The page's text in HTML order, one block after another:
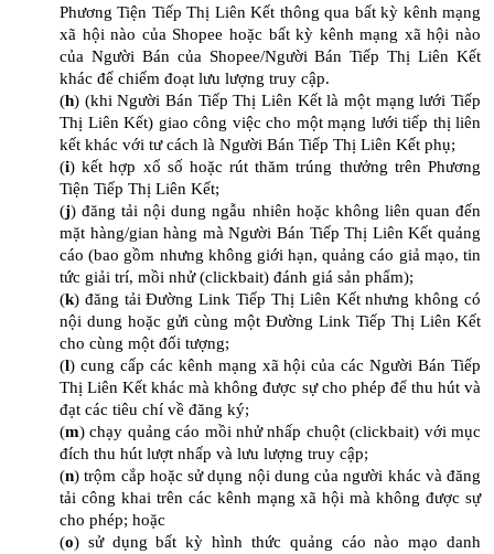
Phương Tiện Tiếp Thị Liên Kết thông qua bất kỳ kênh mạng
xã hội nào của Shopee hoặc bất kỳ kênh mạng xã hội nào
của Người Bán của Shopee/Người Bán Tiếp Thị Liên Kết
khác để chiếm đoạt lưu lượng truy cập.
(h) (khi Người Bán Tiếp Thị Liên Kết là một mạng lưới Tiếp
Thị Liên Kết) giao công việc cho một mạng lưới tiếp thị liên
kết khác với tư cách là Người Bán Tiếp Thị Liên Kết phụ;
(i) kết hợp xổ số hoặc rút thăm trúng thưởng trên Phương
Tiện Tiếp Thị Liên Kết;
(j) đăng tải nội dung ngẫu nhiên hoặc không liên quan đến
mặt hàng/gian hàng mà Người Bán Tiếp Thị Liên Kết quảng
cáo (bao gồm nhưng không giới hạn, quảng cáo giả mạo, tin
tức giải trí, mồi nhử (clickbait) đánh giá sản phẩm);
(k) đăng tải Đường Link Tiếp Thị Liên Kết nhưng không có
nội dung hoặc gửi cùng một Đường Link Tiếp Thị Liên Kết
cho cùng một đối tượng;
(l) cung cấp các kênh mạng xã hội của các Người Bán Tiếp
Thị Liên Kết khác mà không được sự cho phép để thu hút và
đạt các tiêu chí về đăng ký;
(m) chạy quảng cáo mồi nhử nhấp chuột (clickbait) với mục
đích thu hút lượt nhấp và lưu lượng truy cập;
(n) trộm cắp hoặc sử dụng nội dung của người khác và đăng
tải công khai trên các kênh mạng xã hội mà không được sự
cho phép; hoặc
(o) sử dụng bất kỳ hình thức quảng cáo nào mạo danh